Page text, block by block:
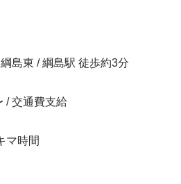
島東 / 綱島駅 徒歩約3分
/ 交通費支給
マ時間